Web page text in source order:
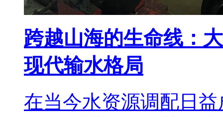
跨越山海的生命线：
现代输水格局
在当今水资源调配日